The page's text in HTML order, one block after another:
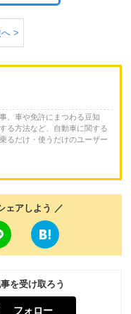
へ >
、車や免許にまつわる豆知
る方法など、自動車に関する
るだけ・使うだけのユーザー
ェアしよう ／
を受け取ろう
フォロー